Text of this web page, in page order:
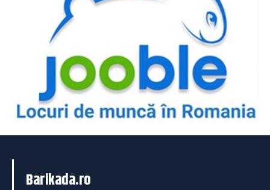
Barikada.ro